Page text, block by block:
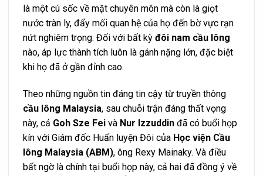
là một cú sốc về mặt chuyên môn mà còn là giọt
nước tràn ly, đẩy mối quan hệ của họ đến bờ vực rạn
nứt nghiêm trọng. Đối với bất kỳ đôi nam cầu lông
nào, áp lực thành tích luôn là gánh nặng lớn, đặc biệt
khi họ đã ở gần đỉnh cao.
Theo những nguồn tin đáng tin cậy từ truyền thông
cầu lông Malaysia, sau chuỗi trận đáng thất vọng
này, cả Goh Sze Fei và Nur Izzuddin đã có buổi họp
kín với Giám đốc Huấn luyện Đôi của Học viện Cầu
lông Malaysia (ABM), ông Rexy Mainaky. Và điều
bất ngờ là chính tại buổi họp này, cả hai đã đồng ý về